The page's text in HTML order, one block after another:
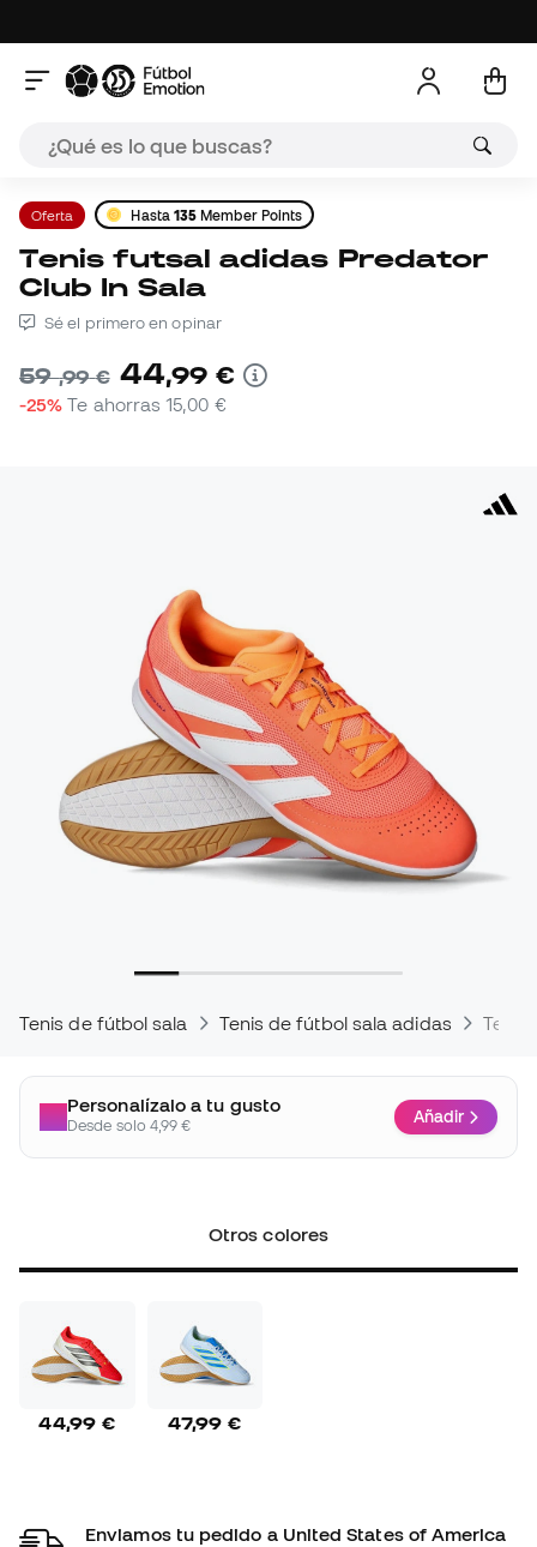
Oferta Hasta 135 Member Points
Tenis futsal adidas Predator
Club In Sala
Sé el primero en opinar
59,99 € 44,99 €
-25% Te ahorras15,00 €
Tenis de fútbol sala Tenis de fútbol sala adidas Tenis
Personalízalo a tu gusto
Desde solo 4,99 € Añadir
Otros colores
44,99 € 47,99 €
Enviamos tu pedido a United States of America